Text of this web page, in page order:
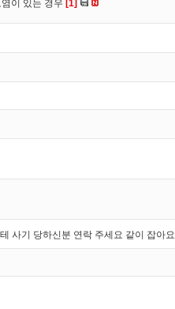
이 있는 경우 [1]
사기 당하신분 연락 주세요 같이 잡아요